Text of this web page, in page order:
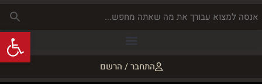
התחבר / הרשם